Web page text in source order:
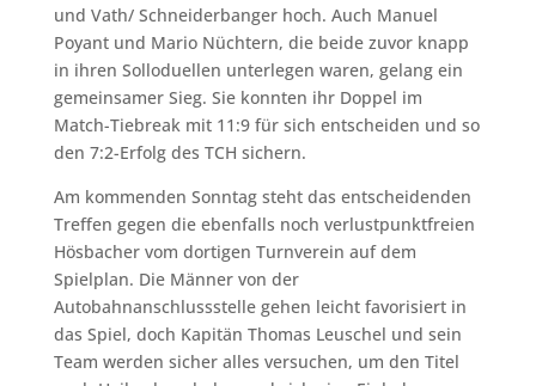
und Vath/ Schneiderbanger hoch. Auch Manuel
Poyant und Mario Nüchtern, die beide zuvor knapp
in ihren Solloduellen unterlegen waren, gelang ein
gemeinsamer Sieg. Sie konnten ihr Doppel im
Match-Tiebreak mit 11:9 für sich entscheiden und so
den 7:2-Erfolg des TCH sichern.
Am kommenden Sonntag steht das entscheidenden
Treffen gegen die ebenfalls noch verlustpunktfreien
Hösbacher vom dortigen Turnverein auf dem
Spielplan. Die Männer von der
Autobahnanschlussstelle gehen leicht favorisiert in
das Spiel, doch Kapitän Thomas Leuschel und sein
Team werden sicher alles versuchen, um den Titel